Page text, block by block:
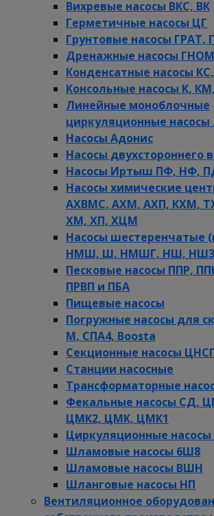
Вихревые насосы ВКС, ВК
Герметичные насосы ЦГ
Грунтовые насосы ГРАТ,
Дренажные насосы
Конденсатные насосы
Консольные насосы К,
Линейные моноблочные
циркуляционные
Насосы Адонис
Насосы двухстороннего
Насосы Иртыш ПФ, НФ,
Насосы химические
АХВМС, АХМ, АХП, КХМ,
ХМ, ХП, ХЦМ
Насосы шестеренчатые
НМШ, Ш, НМШГ, НШ,
Песковые насосы ППР,
ПРВП и ПБА
Пищевые насосы
Погружные насосы для
М, СПА4, Boosta
Секционные насосы
Станции насосные
Трансформаторные
Фекальные насосы СД,
ЦМК2, ЦМК, ЦМК1
Циркуляционные
Шламовые насосы 6Ш8
Шламовые насосы ВШН
Шланговые насосы НП
Вентиляционное